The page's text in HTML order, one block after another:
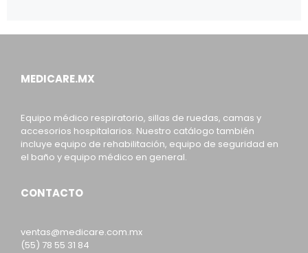
MEDICARE.MX
Equipo médico respiratorio, sillas de ruedas, camas y
accesorios hospitalarios. Nuestro catálogo también
incluye equipo de rehabilitación, equipo de seguridad en
el baño y equipo médico en general.
CONTACTO
ventas@medicare.com.mx
(55) 78 55 31 84